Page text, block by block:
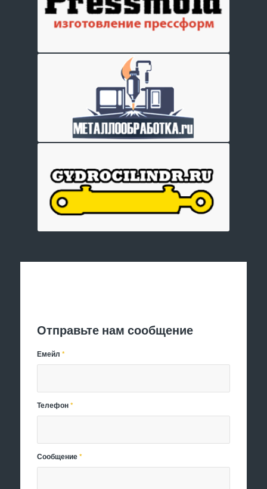
Отправьте нам сообщение
Емейл*
Телефон*
Сообщение*